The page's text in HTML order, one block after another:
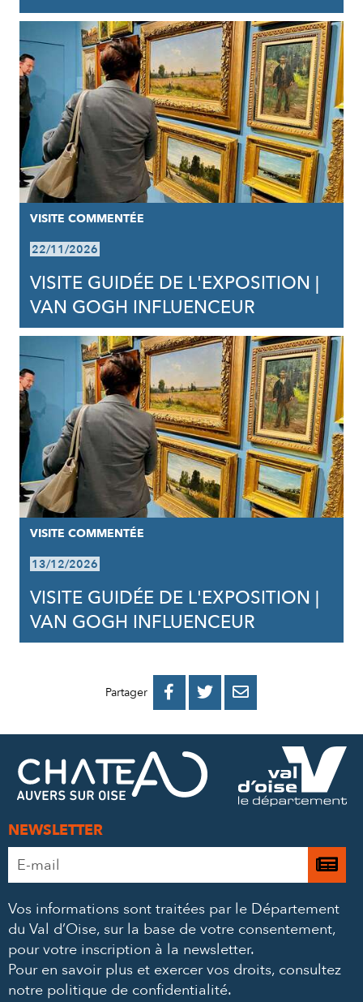
VISITE COMMENTÉE
22/11/2026
VISITE GUIDÉE DE L'EXPOSITION |
VAN GOGH INFLUENCEUR
VISITE COMMENTÉE
13/12/2026
VISITE GUIDÉE DE L'EXPOSITION |
VAN GOGH INFLUENCEUR
Partager 
PARTAGER
FACEBOOK
PARTAGER
PARTAGER
MAIL
NEWSLETTER
Adresse
e-
*
Je
à
Vos informations sont traitées par le Département
du Val d’Oise, sur la base de votre consentement,
pour votre inscription à la newsletter.
Pour en savoir plus et exercer vos droits, consultez
notre politique de confidentialité.